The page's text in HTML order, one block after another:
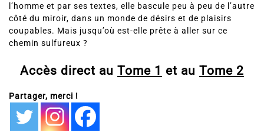
l’homme et par ses textes, elle bascule peu à peu de l’autre
côté du miroir, dans un monde de désirs et de plaisirs
coupables. Mais jusqu’où est-elle prête à aller sur ce
chemin sulfureux ?
Accès direct au Tome 1 et au Tome 2
Partager, merci !